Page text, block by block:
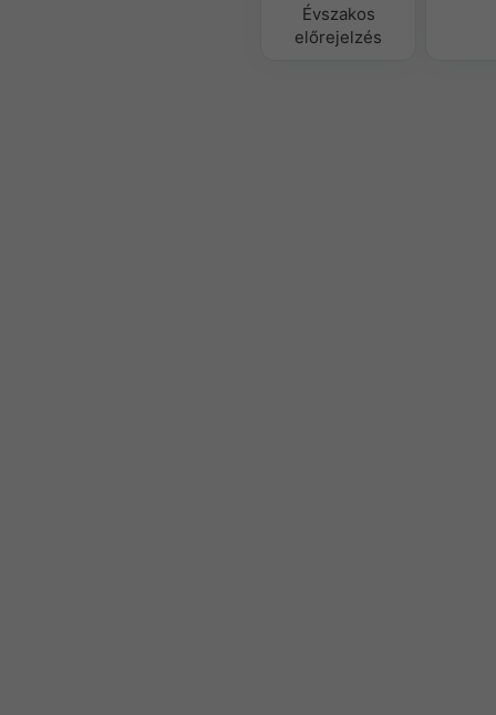
Évszakos
előrejelzés